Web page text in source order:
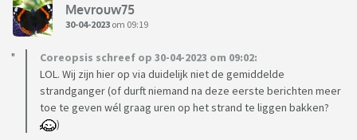
Mevrouw75
30-04-2023 om 09:19
Coreopsis schreef op 30-04-2023 om 09:02:
LOL. Wij zijn hier op via duidelijk niet de gemiddelde
strandganger (of durft niemand na deze eerste berichten meer
toe te geven wél graag uren op het strand te liggen bakken?
)